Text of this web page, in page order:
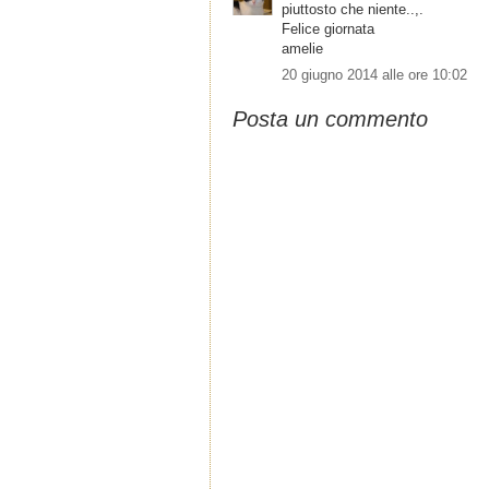
piuttosto che niente..,.
Felice giornata
amelie
20 giugno 2014 alle ore 10:02
Posta un commento